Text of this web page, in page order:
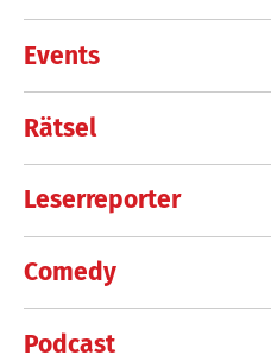
Events
Rätsel
Leserreporter
Comedy
Podcast